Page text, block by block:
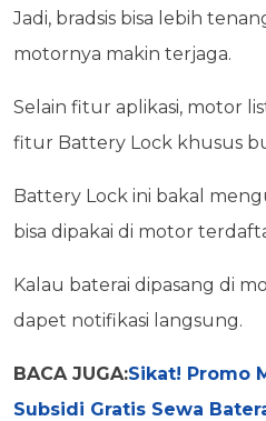
Jadi, bradsis bisa lebih
motornya makin terjaga.
Selain fitur aplikasi, motor
fitur Battery Lock khusus
Battery Lock ini bakal
bisa dipakai di motor
Kalau baterai dipasang di
dapet notifikasi langsung.
BACA JUGA:Sikat! Promo
Subsidi Gratis Sewa